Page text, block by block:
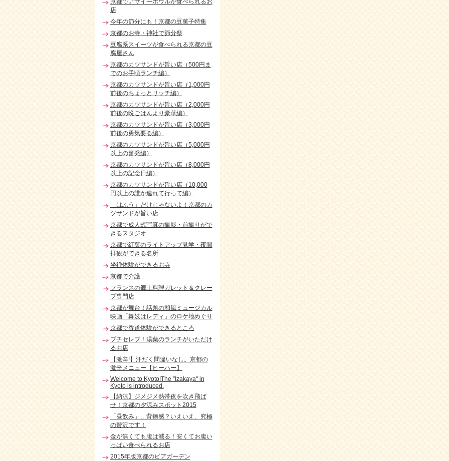
京都でアサイーボウルが食べられるお
店
今年の節分にも！京都の豆菓子特集
京都のお寺・神社で節分祭
豆腐系スイーツが食べられる京都の豆
腐屋さん
京都のカツサンドが旨い店（500円ま
でのお手頃ランチ編）
京都のカツサンドが旨い店（1,000円
前後のちょっとリッチ編）
京都のカツサンドが旨い店（2,000円
前後の晩ごはんより豪華編）
京都のカツサンドが旨い店（3,000円
前後の勇気要る編）
京都のカツサンドが旨い店（5,000円
以上の奮発編）
京都のカツサンドが旨い店（8,000円
以上の記念日編）
京都のカツサンドが旨い店（10,000
円以上の誰か連れて行って編）
「はふう」だけじゃないよ！京都のカ
ツサンドが旨い店
京都で成人式写真の撮影・前撮りがで
きるスタジオ
京都で紅葉のライトアップ見学・夜間
拝観ができる名所
坐禅体験ができるお寺
京都で介護
フランスの郷土料理ガレット＆クレー
プ専門店
京都が舞台！話題の和風ミュージカル
映画「舞妓はレディ」のロケ地めぐり
京都で香道体験ができるところ
プチセレブ！湯葉のランチがいただけ
るお店
【激辛!】汗だく間違いなし。京都の
激辛メニュー【ヒーハー】
Welcome to Kyoto!The ”Izakaya" in
Kyoto is introduced.
【納涼】ジメジメ熱帯夜を吹き飛ば
せ！京都の夕涼みスポット2015
「昼飲み」…背徳感？いえいえ、究極
の贅沢です！
金が無くても腹は減る！安くてお腹い
っぱい食べられるお店
2015年版京都のビアガーデン